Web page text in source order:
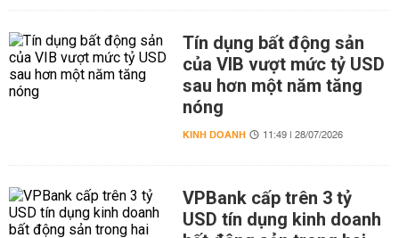
Tín dụng bất động sản
của VIB vượt mức tỷ USD
sau hơn một năm tăng
nóng
KINH DOANH 11:49 | 28/07/2026
VPBank cấp trên 3 tỷ
USD tín dụng kinh doanh